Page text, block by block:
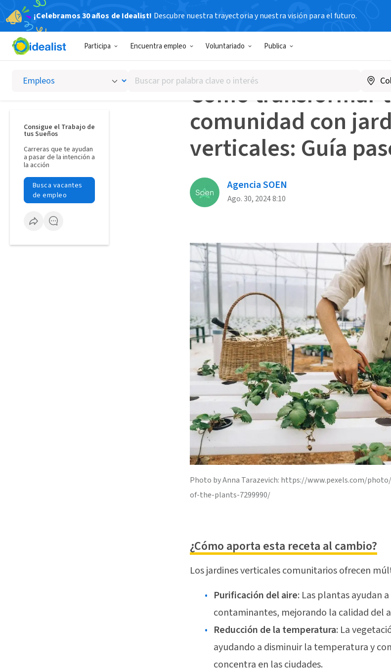
¡Celebramos 30 años de Idealist! Descubre nuestra trayectoria y nuestra visión para el futuro.
Participa Encuentra empleo Voluntariado Publica
Buscar
por
Consigue el Trabajo de
tus Sueños
Carreras que te ayudan
a pasar de la intención a
la acción
Busca vacantes
de empleo
CREATIVIDAD MEDIO AMBIENTE Y SOSTENIBILIDAD
Cómo transformar
comunidad con
verticales: Guía
Agencia SOEN
Ago. 30, 2024 8:10
Photo by Anna Tarazevich: https://www.pexels.com/
of-the-plants-7299990/
¿Cómo aporta esta receta al cambio?
Los jardines verticales comunitarios ofrecen
Purificación del aire: Las plantas ayudan
contaminantes, mejorando la calidad del
Reducción de la temperatura: La
ayudando a disminuir la temperatura y
concentra en las ciudades.